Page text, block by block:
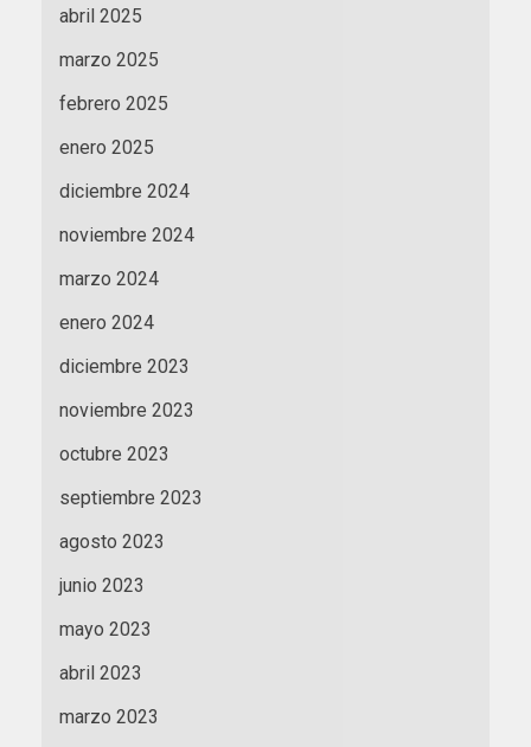
abril 2025
marzo 2025
febrero 2025
enero 2025
diciembre 2024
noviembre 2024
marzo 2024
enero 2024
diciembre 2023
noviembre 2023
octubre 2023
septiembre 2023
agosto 2023
junio 2023
mayo 2023
abril 2023
marzo 2023